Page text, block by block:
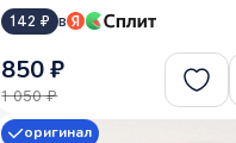
142 ₽ в
850 ₽
1 050 ₽
оригинал